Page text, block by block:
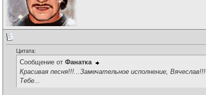
Цитата:
Сообщение от Фанатка
Красивая песня!!!...Замечательное исполнение, Вячеслав!!!
Тебе...